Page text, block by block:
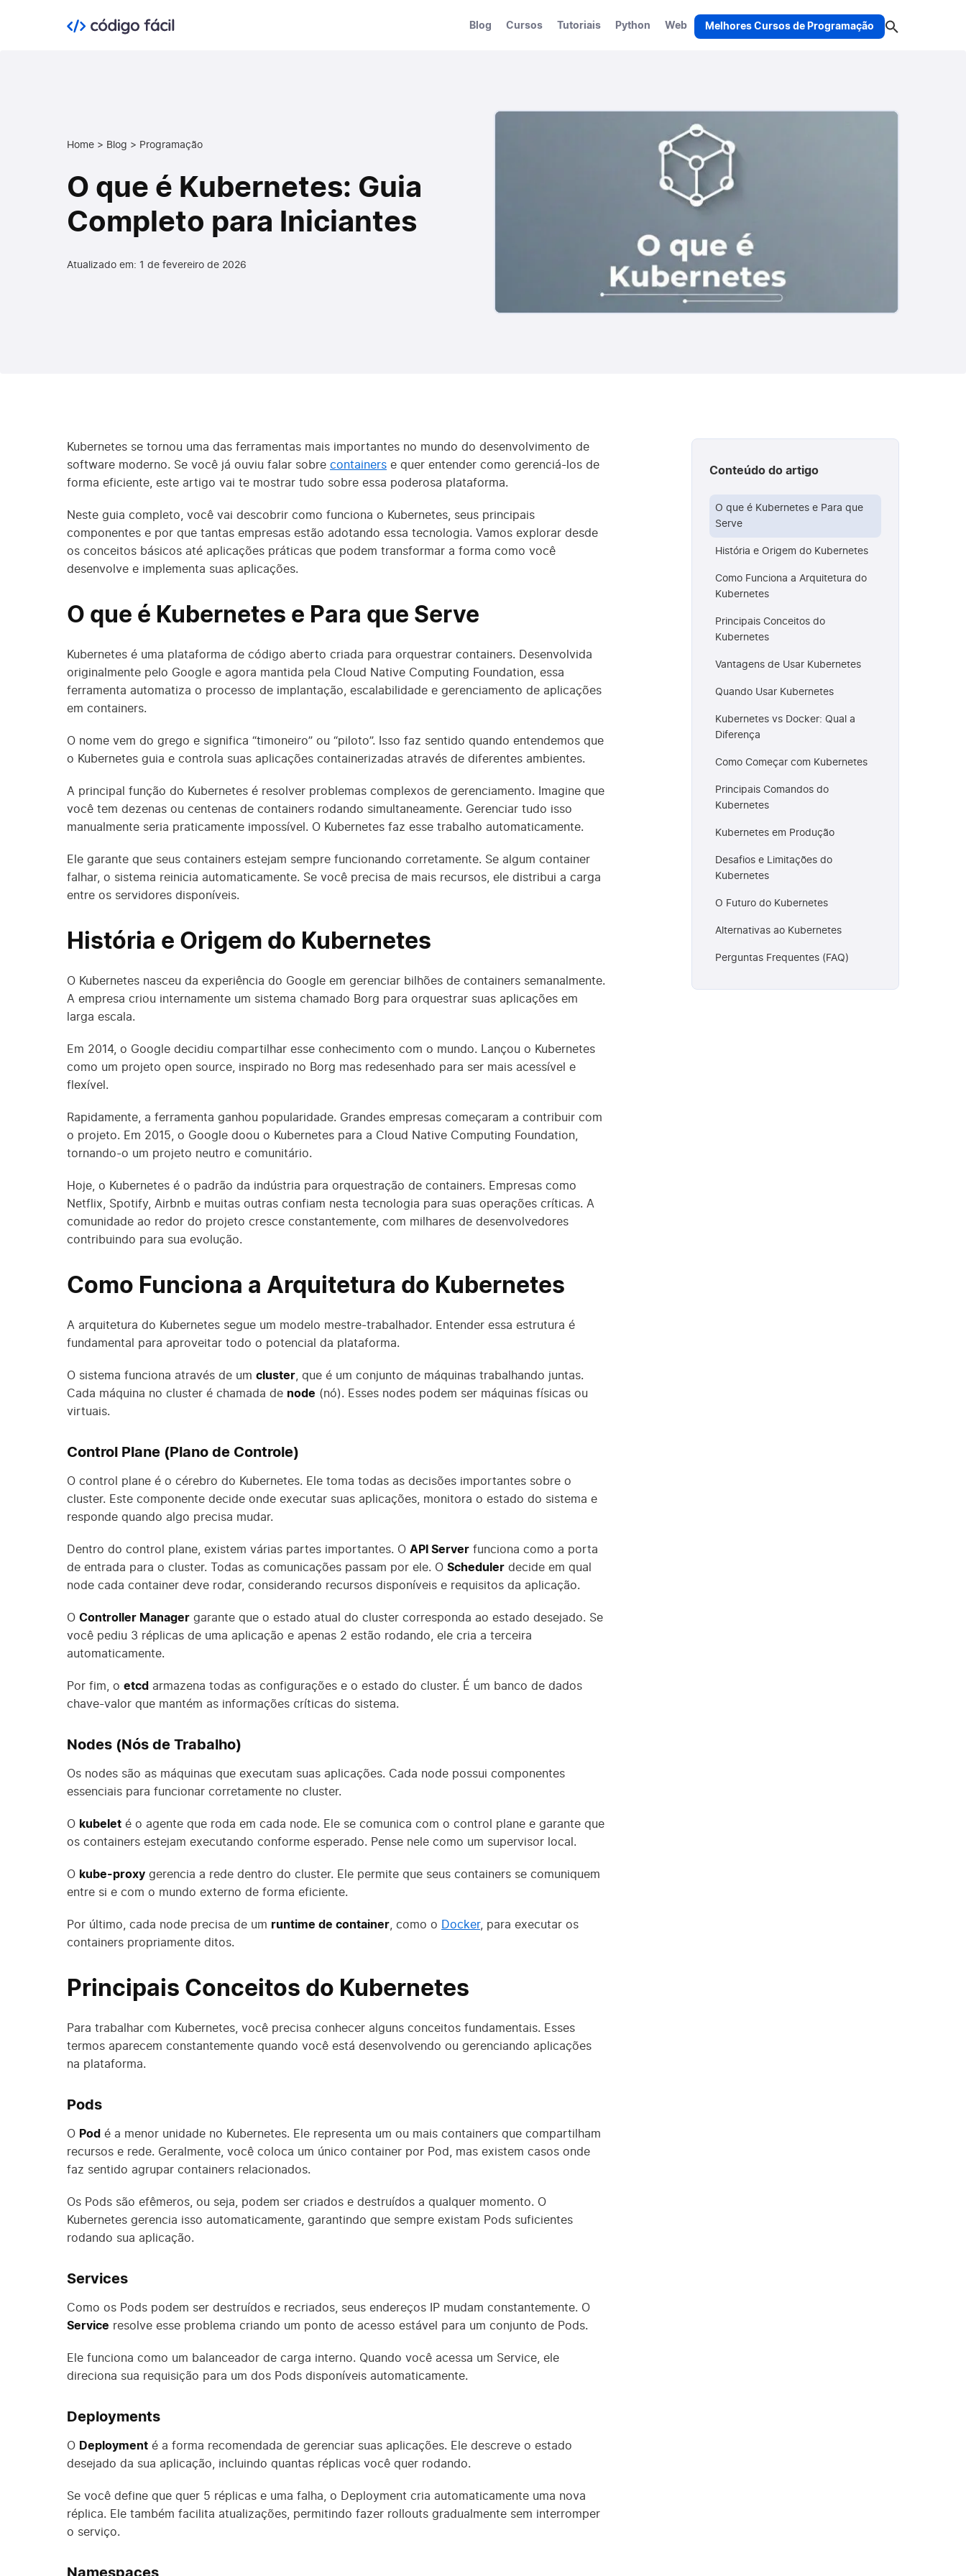
Blog Cursos Tutoriais Python Web Melhores Cursos de Programação
Home > Blog > Programação
O que é Kubernetes: Guia
Completo para Iniciantes
Atualizado em: 1 de fevereiro de 2026
Kubernetes se tornou uma das ferramentas mais importantes no mundo do desenvolvimento de
software moderno. Se você já ouviu falar sobre containers e quer entender como gerenciá-los de
forma eficiente, este artigo vai te mostrar tudo sobre essa poderosa plataforma.
Neste guia completo, você vai descobrir como funciona o Kubernetes, seus principais
componentes e por que tantas empresas estão adotando essa tecnologia. Vamos explorar desde
os conceitos básicos até aplicações práticas que podem transformar a forma como você
desenvolve e implementa suas aplicações.
O que é Kubernetes e Para que Serve
Kubernetes é uma plataforma de código aberto criada para orquestrar containers. Desenvolvida
originalmente pelo Google e agora mantida pela Cloud Native Computing Foundation, essa
ferramenta automatiza o processo de implantação, escalabilidade e gerenciamento de aplicações
em containers.
O nome vem do grego e significa “timoneiro” ou “piloto”. Isso faz sentido quando entendemos que
o Kubernetes guia e controla suas aplicações containerizadas através de diferentes ambientes.
A principal função do Kubernetes é resolver problemas complexos de gerenciamento. Imagine que
você tem dezenas ou centenas de containers rodando simultaneamente. Gerenciar tudo isso
manualmente seria praticamente impossível. O Kubernetes faz esse trabalho automaticamente.
Ele garante que seus containers estejam sempre funcionando corretamente. Se algum container
falhar, o sistema reinicia automaticamente. Se você precisa de mais recursos, ele distribui a carga
entre os servidores disponíveis.
História e Origem do Kubernetes
O Kubernetes nasceu da experiência do Google em gerenciar bilhões de containers semanalmente.
A empresa criou internamente um sistema chamado Borg para orquestrar suas aplicações em
larga escala.
Em 2014, o Google decidiu compartilhar esse conhecimento com o mundo. Lançou o Kubernetes
como um projeto open source, inspirado no Borg mas redesenhado para ser mais acessível e
flexível.
Rapidamente, a ferramenta ganhou popularidade. Grandes empresas começaram a contribuir com
o projeto. Em 2015, o Google doou o Kubernetes para a Cloud Native Computing Foundation,
tornando-o um projeto neutro e comunitário.
Hoje, o Kubernetes é o padrão da indústria para orquestração de containers. Empresas como
Netflix, Spotify, Airbnb e muitas outras confiam nesta tecnologia para suas operações críticas. A
comunidade ao redor do projeto cresce constantemente, com milhares de desenvolvedores
contribuindo para sua evolução.
Como Funciona a Arquitetura do Kubernetes
A arquitetura do Kubernetes segue um modelo mestre-trabalhador. Entender essa estrutura é
fundamental para aproveitar todo o potencial da plataforma.
O sistema funciona através de um cluster , que é um conjunto de máquinas trabalhando juntas.
Cada máquina no cluster é chamada de node (nó). Esses nodes podem ser máquinas físicas ou
virtuais.
Control Plane (Plano de Controle)
O control plane é o cérebro do Kubernetes. Ele toma todas as decisões importantes sobre o
cluster. Este componente decide onde executar suas aplicações, monitora o estado do sistema e
responde quando algo precisa mudar.
Dentro do control plane, existem várias partes importantes. O API Server funciona como a porta
de entrada para o cluster. Todas as comunicações passam por ele. O Scheduler decide em qual
node cada container deve rodar, considerando recursos disponíveis e requisitos da aplicação.
O Controller Manager garante que o estado atual do cluster corresponda ao estado desejado. Se
você pediu 3 réplicas de uma aplicação e apenas 2 estão rodando, ele cria a terceira
automaticamente.
Por fim, o etcd armazena todas as configurações e o estado do cluster. É um banco de dados
chave-valor que mantém as informações críticas do sistema.
Nodes (Nós de Trabalho)
Os nodes são as máquinas que executam suas aplicações. Cada node possui componentes
essenciais para funcionar corretamente no cluster.
O kubelet é o agente que roda em cada node. Ele se comunica com o control plane e garante que
os containers estejam executando conforme esperado. Pense nele como um supervisor local.
O kube-proxy gerencia a rede dentro do cluster. Ele permite que seus containers se comuniquem
entre si e com o mundo externo de forma eficiente.
Por último, cada node precisa de um runtime de container , como o Docker, para executar os
containers propriamente ditos.
Principais Conceitos do Kubernetes
Para trabalhar com Kubernetes, você precisa conhecer alguns conceitos fundamentais. Esses
termos aparecem constantemente quando você está desenvolvendo ou gerenciando aplicações
na plataforma.
Pods
O Pod é a menor unidade no Kubernetes. Ele representa um ou mais containers que compartilham
recursos e rede. Geralmente, você coloca um único container por Pod, mas existem casos onde
faz sentido agrupar containers relacionados.
Os Pods são efêmeros, ou seja, podem ser criados e destruídos a qualquer momento. O
Kubernetes gerencia isso automaticamente, garantindo que sempre existam Pods suficientes
rodando sua aplicação.
Services
Como os Pods podem ser destruídos e recriados, seus endereços IP mudam constantemente. O
Service resolve esse problema criando um ponto de acesso estável para um conjunto de Pods.
Ele funciona como um balanceador de carga interno. Quando você acessa um Service, ele
direciona sua requisição para um dos Pods disponíveis automaticamente.
Deployments
O Deployment é a forma recomendada de gerenciar suas aplicações. Ele descreve o estado
desejado da sua aplicação, incluindo quantas réplicas você quer rodando.
Se você define que quer 5 réplicas e uma falha, o Deployment cria automaticamente uma nova
réplica. Ele também facilita atualizações, permitindo fazer rollouts gradualmente sem interromper
o serviço.
Namespaces
Conteúdo do artigo
O que é Kubernetes e Para que
Serve
História e Origem do Kubernetes
Como Funciona a Arquitetura do
Kubernetes
Principais Conceitos do
Kubernetes
Vantagens de Usar Kubernetes
Quando Usar Kubernetes
Kubernetes vs Docker: Qual a
Diferença
Como Começar com Kubernetes
Principais Comandos do
Kubernetes
Kubernetes em Produção
Desafios e Limitações do
Kubernetes
O Futuro do Kubernetes
Alternativas ao Kubernetes
Perguntas Frequentes (FAQ)